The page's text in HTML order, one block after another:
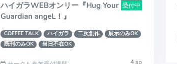
受付中
ハイガラWEBオンリー『Hug Your
Guardian angeL！』
COFFEE TALK ハイガラ 二次創作
展示のみOK
既刊のみOK
当日不在OK
4 sp